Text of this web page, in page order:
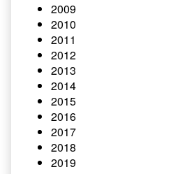
2009
2010
2011
2012
2013
2014
2015
2016
2017
2018
2019